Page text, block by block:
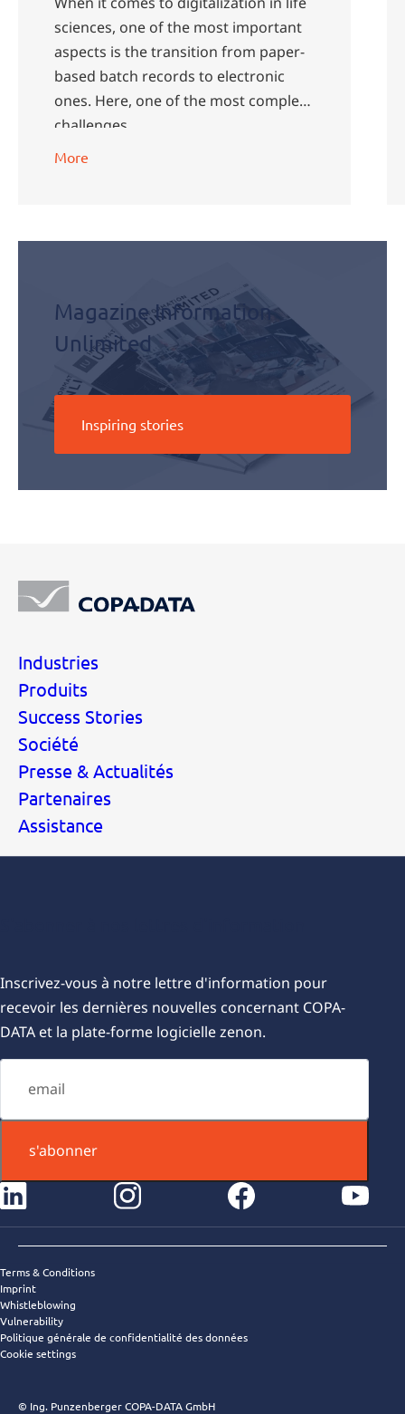
sciences, one of the most important
aspects is the transition from paper-
based batch records to electronic
ones. Here, one of the most complex
challenges …
More
Magazine Information
Unlimited
Inspiring stories
Industries
Produits
Success Stories
Société
Presse & Actualités
Partenaires
Assistance
Inscrivez-vous à notre lettre d'information pour
recevoir les dernières nouvelles concernant COPA-
DATA et la plate-forme logicielle zenon.
s'abonner
facebook youtube
Terms & Conditions
Imprint
Whistleblowing
Vulnerability
Politique générale de confidentialité des données
Cookie settings
© Ing. Punzenberger COPA-DATA GmbH